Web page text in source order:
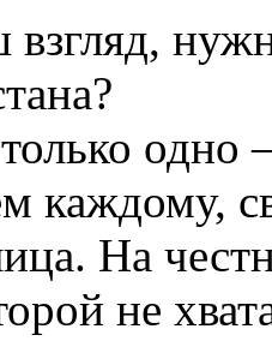
одно
каждому,
На
не